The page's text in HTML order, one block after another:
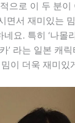
으로 이 두 분
면서 재미있는
요. 특히 ‘나몰
’ 라는 일본 캐
이 더욱 재미있